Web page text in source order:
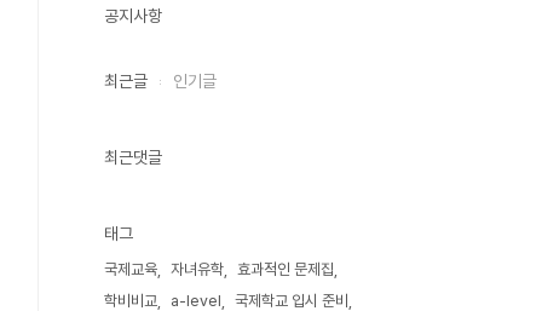
공지사항
최근글 인기글
최근댓글
태그
국제교육 자녀유학
효과적인 문제집
학비비교
a-level
국제학교 입시 준비